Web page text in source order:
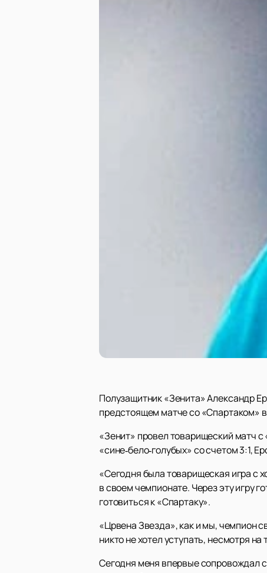
Полузащитник «Зенита» Александр
предстоящем матче со «Спартаком»
«Зенит» провел товарищеский матч
«сине‑бело‑голубых» со счетом 3:1,
«Сегодня была товарищеская игра с
в своем чемпионате. Через эту игру
готовиться к «Спартаку».
«Црвена Звезда», как и мы, чемпион
никто не хотел уступать, несмотря
Сегодня меня впервые сопровождал